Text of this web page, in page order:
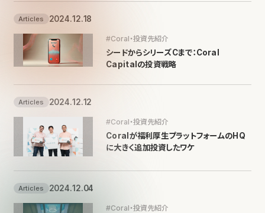
Articles 2024.12.18
#Coral・投資先紹介
シードからシリーズCまで：Coral
Capitalの投資戦略
Articles 2024.12.12
#Coral・投資先紹介
Coralが福利厚生プラットフォームのHQ
に大きく追加投資したワケ
Articles 2024.12.04
#Coral・投資先紹介